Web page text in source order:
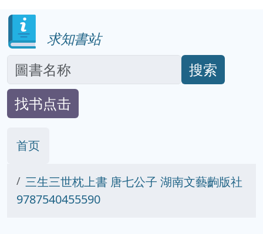
求知書站
搜索
找书点击
首页
三生三世枕上書 唐七公子 湖南文藝齣版社
9787540455590